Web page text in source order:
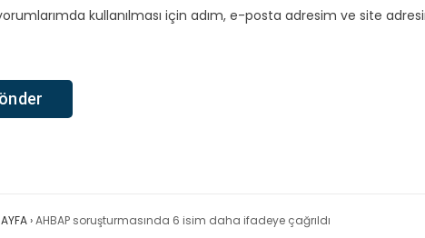
kullanılması için adım, e-posta adresim ve site
›AHBAP soruşturmasında 6 isim daha ifadeye çağrıldı